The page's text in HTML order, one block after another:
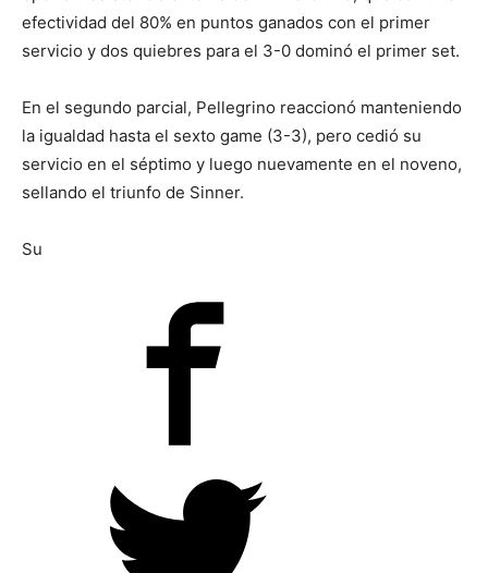
efectividad del 80% en puntos ganados con el primer
servicio y dos quiebres para el 3-0 dominó el primer set.
En el segundo parcial, Pellegrino reaccionó manteniendo
la igualdad hasta el sexto game (3-3), pero cedió su
servicio en el séptimo y luego nuevamente en el noveno,
sellando el triunfo de Sinner.
Su